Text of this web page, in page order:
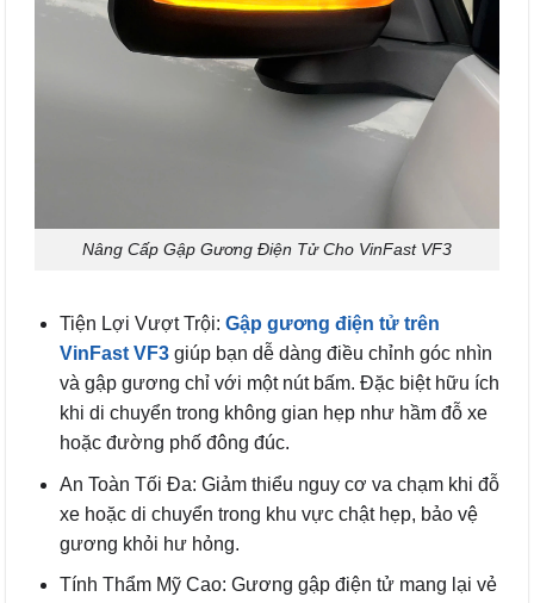
Nâng Cấp Gập Gương Điện Tử Cho VinFast VF3
Tiện Lợi Vượt Trội: Gập gương điện tử trên
VinFast VF3giúp bạn dễ dàng điều chỉnh góc nhìn
và gập gương chỉ với một nút bấm. Đặc biệt hữu ích
khi di chuyển trong không gian hẹp như hầm đỗ xe
hoặc đường phố đông đúc.
An Toàn Tối Đa: Giảm thiểu nguy cơ va chạm khi đỗ
xe hoặc di chuyển trong khu vực chật hẹp, bảo vệ
gương khỏi hư hỏng.
Tính Thẩm Mỹ Cao: Gương gập điện tử mang lại vẻ